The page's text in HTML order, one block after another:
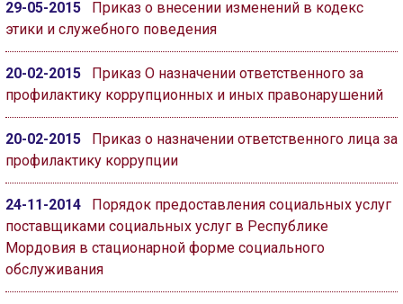
29-05-2015
Приказ о внесении изменений в кодекс
этики и служебного поведения
20-02-2015
Приказ О назначении ответственного за
профилактику коррупционных и иных правонарушений
20-02-2015
Приказ о назначении ответственного лица за
профилактику коррупции
24-11-2014
Порядок предоставления социальных услуг
поставщиками социальных услуг в Республике
Мордовия в стационарной форме социального
обслуживания